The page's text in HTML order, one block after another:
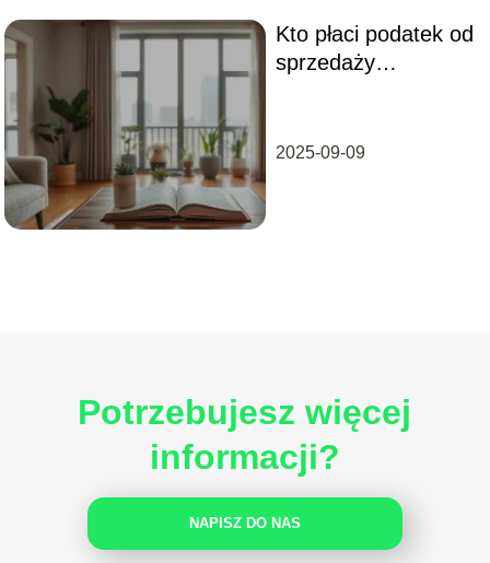
Kto płaci podatek od
sprzedaży
sprzedający?
2025-09-09
Potrzebujesz więcej
informacji?
NAPISZ DO NAS